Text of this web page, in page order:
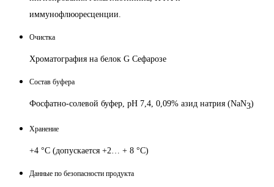
иммунофлюоресценции.
Очистка
Хроматография на белок G Сефарозе
Состав буфера
Фосфатно-солевой буфер, pH 7,4, 0,09% азид натрия (NaN3)
Хранение
+4 °C (допускается +2… + 8 °C)
Данные по безопасности продукта